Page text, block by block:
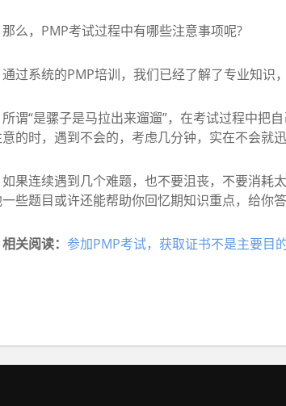
，PMP考试过程中有哪些注意事项呢?
系统的PMP培训，我们已经了解了专业知识，
“是骡子是马拉出来遛遛”，在考试过程中把自
的时，遇到不会的，考虑几分钟，实在不会就迅
连续遇到几个难题，也不要沮丧，不要消耗太
些题目或许还能帮助你回忆期知识重点，给你答
相关阅读： 参加PMP考试，获取证书不是主要目的